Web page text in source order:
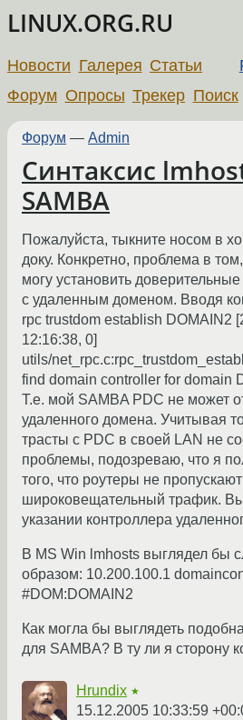
LINUX.ORG.RU
Новости Галерея Статьи
Форум Опросы Трекер Поиск
Форум — Admin
Синтаксис
SAMBA
Пожалуйста, тыкните носом в
доку. Конкретно, проблема в
могу установить
с удаленным доменом. Вводя
rpc trustdom establish DOMAIN2
12:16:38, 0]
utils/
find domain controller for domain
Т.е. мой SAMBA PDC не может
удаленного домена. Учитывая
трасты с PDC в своей LAN не
проблемы, подозреваю, что я
того, что роутеры не пропускают
широковещательный трафик.
указании контроллера
В MS Win lmhosts выглядел бы
образом: 10.200.100.1
#DOM:DOMAIN2
Как могла бы выглядеть
для SAMBA? В ту ли я сторону
Hrundix ★
15.12.2005 10:33:59